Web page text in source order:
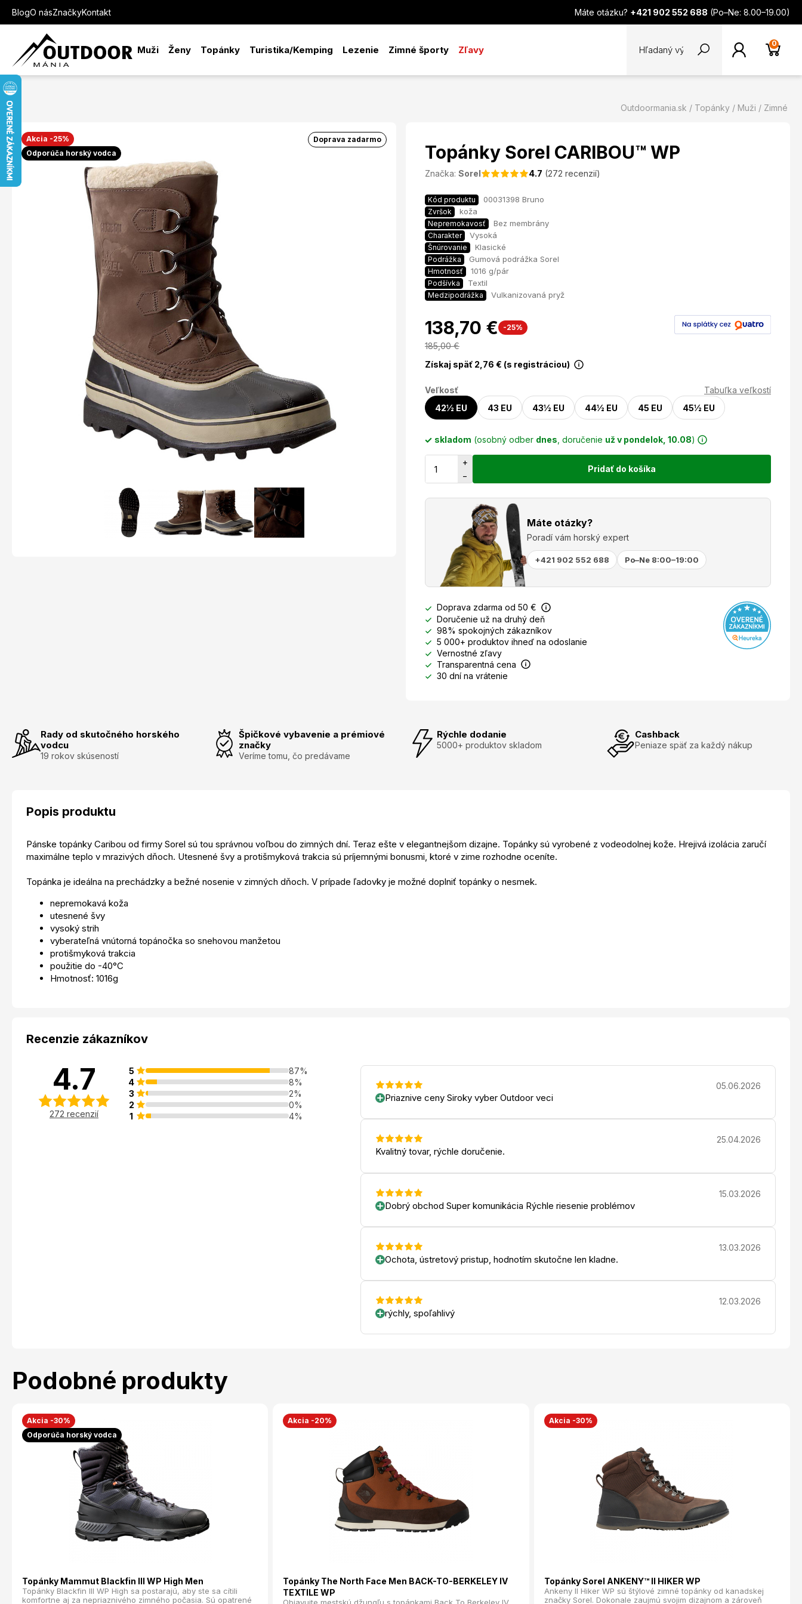
BlogO násZnačkyKontakt Máte otázku? +421 902 552 688 (Po–Ne: 8.00–19.00)
Muži Ženy Topánky Turistika/Kemping Lezenie Zimné športy Zľavy
0
Outdoormania.sk Topánky Muži Zimné
Doprava zadarmo
Akcia -25%
Odporúča horský vodca
Topánky Sorel CARIBOU™ WP
Značka: Sorel 4.7 (272 recenzií)
Kód produktu 00031398 Bruno
Zvršok koža
Nepremokavosť Bez membrány
Charakter Vysoká
Šnúrovanie Klasické
Podrážka Gumová podrážka Sorel
Hmotnosť 1016 g/pár
Podšívka Textil
Medzipodrážka Vulkanizovaná pryž
138,70 € -25%
185,00€
Získaj späť 2,76 € (s registráciou)
Veľkosť
Tabuľka veľkostí
42½ EU
43 EU 43½ EU 44½ EU 45 EU 45½ EU
skladom (osobný odber dnes , doručenie už v pondelok, 10.08)
+
−
Pridať do košíka
Máte otázky?
Poradí vám horský expert
+421 902 552 688 Po–Ne 8:00–19:00
Doprava zdarma od 50 €
Doručenie už na druhý deň
98% spokojných zákazníkov
5 000+ produktov ihneď na odoslanie
Vernostné zľavy
Transparentná cena
30 dní na vrátenie
Rady od skutočného horského
vodcu
19 rokov skúseností
Špičkové vybavenie a prémiové
značky
Veríme tomu, čo predávame
Rýchle dodanie
5000+ produktov skladom
Cashback
Peniaze späť za každý nákup
Popis produktu
Pánske topánky Caribou od firmy Sorel sú tou správnou voľbou do zimných dní. Teraz ešte v elegantnejšom dizajne. Topánky sú vyrobené z vodeodolnej kože. Hrejivá izolácia zaručí
maximálne teplo v mrazivých dňoch. Utesnené švy a protišmyková trakcia sú príjemnými bonusmi, ktoré v zime rozhodne oceníte.
Topánka je ideálna na prechádzky a bežné nosenie v zimných dňoch. V prípade ľadovky je možné doplniť topánky o nesmek.
nepremokavá koža
utesnené švy
vysoký strih
vyberateľná vnútorná topánočka so snehovou manžetou
protišmyková trakcia
použitie do -40°C
Hmotnosť: 1016g
Recenzie zákazníkov
4.7
272 recenzií
5
87%
4
8%
3
2%
2
0%
1
4%
05.06.2026
Priaznive ceny Siroky vyber Outdoor veci
25.04.2026
Kvalitný tovar, rýchle doručenie.
15.03.2026
Dobrý obchod Super komunikácia Rýchle riesenie problémov
13.03.2026
Ochota, ústretový pristup, hodnotím skutočne len kladne.
12.03.2026
rýchly, spoľahlivý
Podobné produkty
Akcia -30%
Odporúča horský vodca
Topánky Mammut Blackfin III WP High Men
Topánky Blackfin III WP High sa postarajú, aby ste sa cítili
komfortne aj za nepriaznivého zimného počasia. Sú opatrené
Akcia -20%
Topánky The North Face Men BACK-TO-BERKELEY IV
TEXTILE WP
Objavujte mestskú džungľu s topánkami Back To Berkeley IV
Akcia -30%
Topánky Sorel ANKENY™ II HIKER WP
Ankeny II Hiker WP sú štýlové zimné topánky od kanadskej
značky Sorel. Dokonale zaujmú svojim dizajnom a zároveň